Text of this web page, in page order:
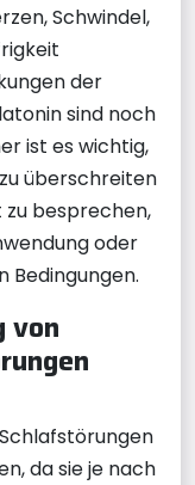
Schwindel,
der
sind noch
ist es wichtig,
überschreiten
zu besprechen,
oder
Bedingungen.
von
da sie je nach